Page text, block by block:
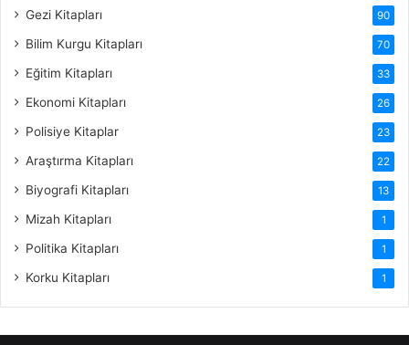
Gezi Kitapları 90
Bilim Kurgu Kitapları 70
Eğitim Kitapları 33
Ekonomi Kitapları 26
Polisiye Kitaplar 23
Araştırma Kitapları 22
Biyografi Kitapları 13
Mizah Kitapları 1
Politika Kitapları 1
Korku Kitapları 1